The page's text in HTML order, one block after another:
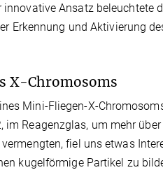
Ansatz beleuchtete
Erkennung und Aktivierung
X-Chromosoms
Mini-Fliegen-X-
Reagenzglas, um mehr
fiel uns etwas
kugelförmige Partikel zu